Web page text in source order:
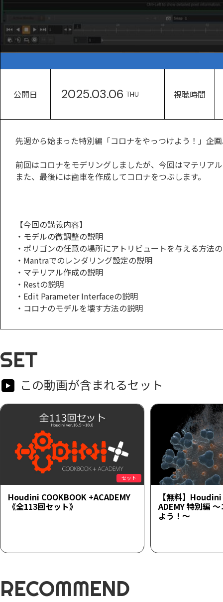
公開日 2025.03.06 THU 視聴時間
先週から始まった特別編「コロナをやっつけよう！」企
前回はコロナをモデリングしましたが、今回はマテリア
また、最後には歯車を作成してコロナをつぶします。
【今回の講義内容】
・モデルの微調整の説明
・ポリゴンの任意の場所にアトリビュートを与える方法
・Mantraでのレンダリング設定の説明
・マテリアル作成の説明
・Restの説明
・Edit Parameter Interfaceの説明
・コロナのモデルを壊す方法の説明
SET
この動画が含まれるセット
セット
Houdini COOKBOOK +ACADEMY
《全113回セット》
【無料】
ADEMY 特別編
よう！～
RECOMMEND